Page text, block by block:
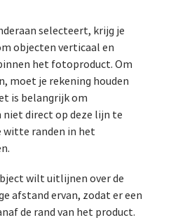
selecteert, krijg je
objecten verticaal en
het fotoproduct. Om
moet je rekening houden
is belangrijk om
direct op deze lijn te
witte randen in het
wilt uitlijnen over de
afstand ervan, zodat er een
de rand van het product.